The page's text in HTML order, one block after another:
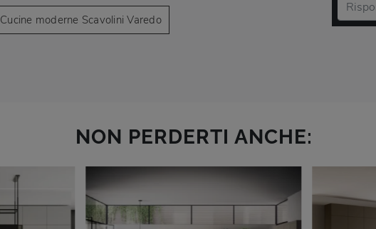
Cucine moderne Scavolini Varedo
NON PERDERTI ANCHE: